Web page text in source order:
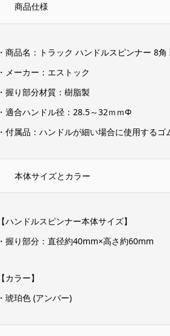
商品仕様
・商品名：トラック ハンドルスピンナー 8
・メーカー：エストック
・握り部分材質：樹脂製
・適合ハンドル径：28.5～32ｍｍΦ
・付属品：ハンドルが細い場合に使用するゴ
本体サイズとカラー
【ハンドルスピンナー本体サイズ】
・握り部分：直径約40mm×高さ約60mm
【カラー】
・琥珀色 (アンバー)